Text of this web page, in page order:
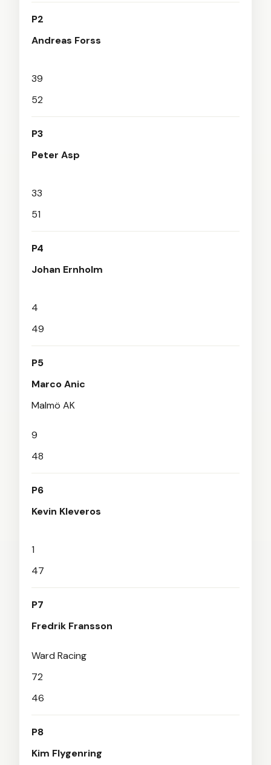
P2
Andreas Forss
39
52
P3
Peter Asp
33
51
P4
Johan Ernholm
4
49
P5
Marco Anic
Malmö AK
9
48
P6
Kevin Kleveros
1
47
P7
Fredrik Fransson
Ward Racing
72
46
P8
Kim Flygenring